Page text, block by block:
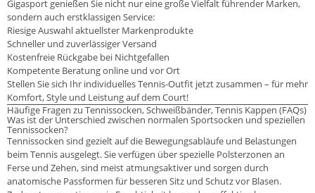
Gigasport genießen Sie nicht nur eine große Vielfalt führender Marken,
sondern auch erstklassigen Service:
Riesige Auswahl aktuellster Markenprodukte
Schneller und zuverlässiger Versand
Kostenfreie Rückgabe bei Nichtgefallen
Kompetente Beratung online und vor Ort
Stellen Sie sich Ihr individuelles Tennis-Outfit jetzt zusammen – für mehr
Komfort, Style und Leistung auf dem Court!
Häufige Fragen zu Tennissocken, Schweißbänder, Tennis Kappen (FAQs)
Was ist der Unterschied zwischen normalen Sportsocken und speziellen
Tennissocken?
Tennissocken sind gezielt auf die Bewegungsabläufe und Belastungen
beim Tennis ausgelegt. Sie verfügen über spezielle Polsterzonen an
Ferse und Zehen, sind meist atmungsaktiver und sorgen durch
anatomische Passformen für besseren Sitz und Schutz vor Blasen.